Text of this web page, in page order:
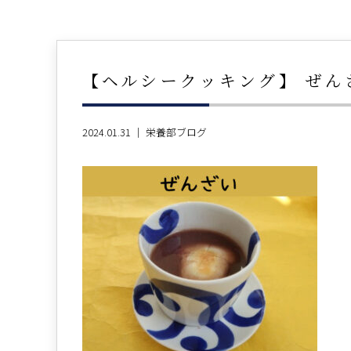
【ヘルシークッキング】 ぜ
2024.01.31 ｜ 栄養部ブログ